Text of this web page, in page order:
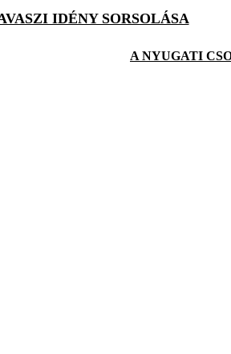
IDÉNY SORSOLÁSA
A NYUGATI